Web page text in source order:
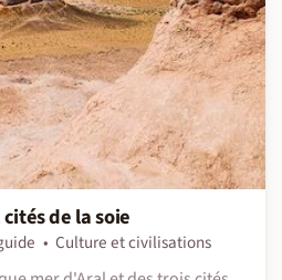
de la soie
Culture et civilisations